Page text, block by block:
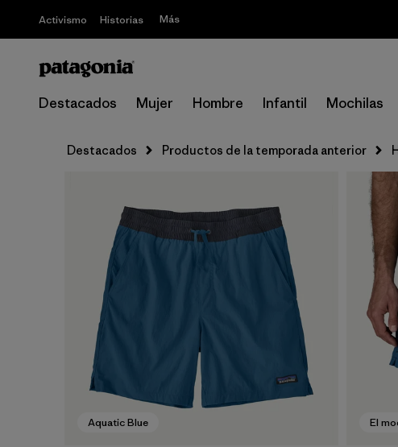
Activismo Historias Más
Destacados Mujer Hombre Infantil Mochilas
Destacados Productos de la temporada anterior
Aquatic Blue El